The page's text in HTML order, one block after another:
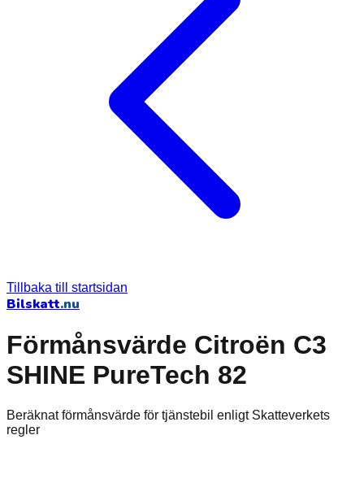
Tillbaka till startsidan
Bilskatt.nu
Förmånsvärde Citroën C3
SHINE PureTech 82
Beräknat förmånsvärde för tjänstebil enligt Skatteverkets
regler